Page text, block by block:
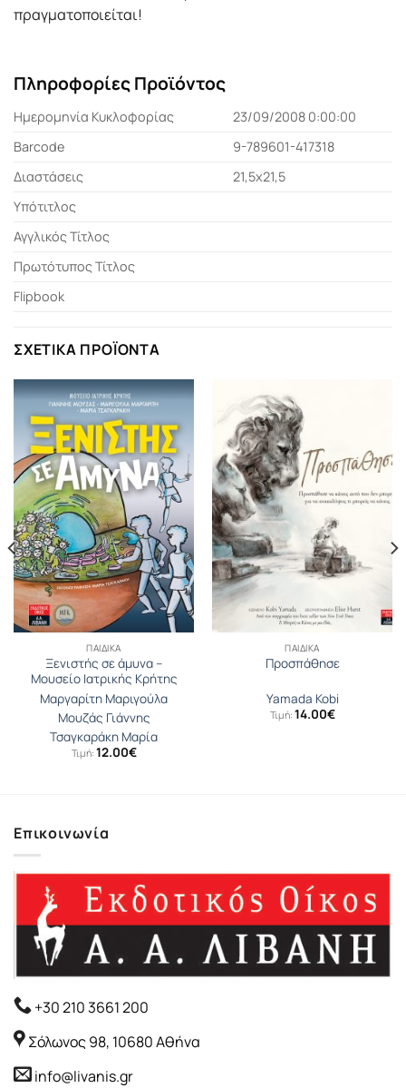
πραγματοποιείται!
Πληροφορίες Προϊόντος
Ημερομηνία Κυκλοφορίας
23/09/2008 0:00:00
Barcode
9-789601-417318
Διαστάσεις
21,5x21,5
Υπότιτλος
Αγγλικός Τίτλος
Πρωτότυπος Τίτλος
Flipbook
ΣΧΕΤΙΚΆ ΠΡΟΪΌΝΤΑ
ΠΑΙΔΙΚΆ
Ξενιστής σε άμυνα –
Μουσείο Ιατρικής Κρήτης
Μαργαρίτη Μαριγούλα
Μουζάς Γιάννης
Τσαγκαράκη Μαρία
Τιμή: 12.00€
ΠΑΙΔΙΚΆ
Προσπάθησε
Yamada Kobi
Τιμή: 14.00€
Επικοινωνία
+30 210 3661 200
Σόλωνος 98, 10680 Αθήνα
info@livanis.gr